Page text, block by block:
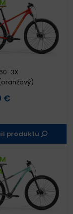
3X
€
produktu